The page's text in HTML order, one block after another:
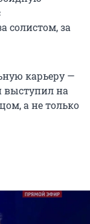
солистом, за
карьеру —
выступил на
а не только